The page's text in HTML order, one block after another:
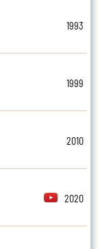
1993
1999
2010
2020